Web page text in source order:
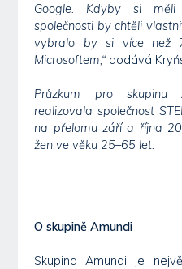
Google. Kdyby si
společnosti by chtěli
vybralo by si více než
Microsoftem,“ dodává
Průzkum pro skupinu
realizovala společnost
na přelomu září a října
žen ve věku 25–65 let.
O skupině Amundi
Skupina Amundi je